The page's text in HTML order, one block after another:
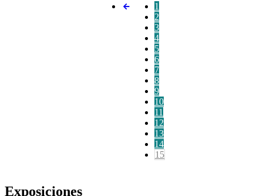
1
2
3
4
5
6
7
8
9
10
11
12
13
14
15
Exposiciones